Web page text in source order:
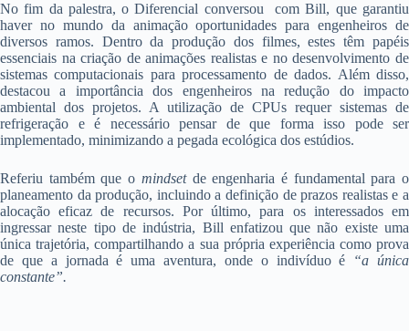
No fim da palestra, o Diferencial conversou com Bill, que garantiu
haver no mundo da animação oportunidades para engenheiros de
diversos ramos. Dentro da produção dos filmes, estes têm papéis
essenciais na criação de animações realistas e no desenvolvimento de
sistemas computacionais para processamento de dados. Além disso,
destacou a importância dos engenheiros na redução do impacto
ambiental dos projetos. A utilização de CPUs requer sistemas de
refrigeração e é necessário pensar de que forma isso pode ser
implementado, minimizando a pegada ecológica dos estúdios.
Referiu também que o mindsetde engenharia é fundamental para o
planeamento da produção, incluindo a definição de prazos realistas e a
alocação eficaz de recursos. Por último, para os interessados em
ingressar neste tipo de indústria, Bill enfatizou que não existe uma
única trajetória, compartilhando a sua própria experiência como prova
de que a jornada é uma aventura, onde o indivíduo é
“a única
constante”.